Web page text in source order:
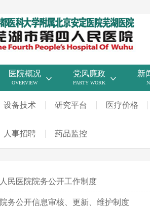
医院概况
OVERVIEW
党风廉政
PARTY WORK
新
设备技术 研究平台 医疗价格
人事招聘 药品监控
民医院院务公开工作制度
务公开信息审核、更新、维护制度